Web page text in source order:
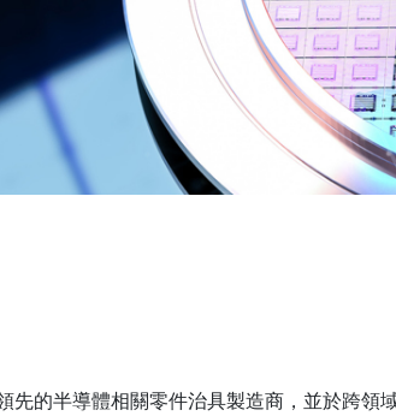
先的半導體相關零件治具製造商，並於跨領